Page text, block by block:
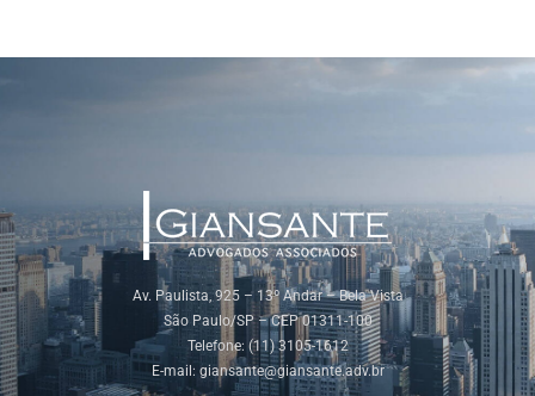
Av. Paulista, 925 – 13º Andar – Bela Vista
São Paulo/SP – CEP 01311-100
Telefone: (11) 3105-1612
E-mail: giansante@giansante.adv.br